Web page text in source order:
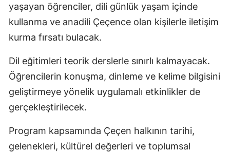
yaşayan öğrenciler, dili günlük yaşam içinde
kullanma ve anadili Çeçence olan kişilerle iletişim
kurma fırsatı bulacak.
Dil eğitimleri teorik derslerle sınırlı kalmayacak.
Öğrencilerin konuşma, dinleme ve kelime bilgisini
geliştirmeye yönelik uygulamalı etkinlikler de
gerçekleştirilecek.
Program kapsamında Çeçen halkının tarihi,
gelenekleri, kültürel değerleri ve toplumsal